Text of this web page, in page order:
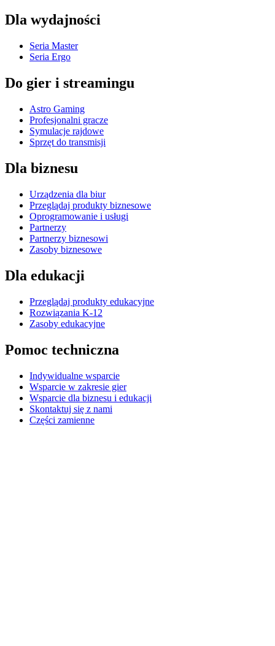
Dla wydajności
Seria Master
Seria Ergo
Do gier i streamingu
Astro Gaming
Profesjonalni gracze
Symulacje rajdowe
Sprzęt do transmisji
Dla biznesu
Urządzenia dla biur
Przeglądaj produkty biznesowe
Oprogramowanie i usługi
Partnerzy
Partnerzy biznesowi
Zasoby biznesowe
Dla edukacji
Przeglądaj produkty edukacyjne
Rozwiązania K-12
Zasoby edukacyjne
Pomoc techniczna
Indywidualne wsparcie
Wsparcie w zakresie gier
Wsparcie dla biznesu i edukacji
Skontaktuj się z nami
Części zamienne